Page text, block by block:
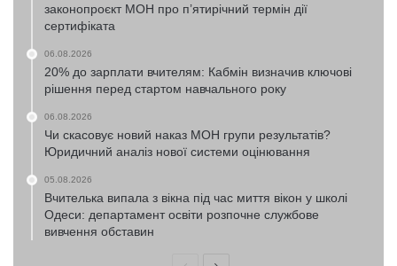
законопроєкт МОН про п’ятирічний термін дії
сертифіката
06.08.2026
20% до зарплати вчителям: Кабмін визначив ключові
рішення перед стартом навчального року
06.08.2026
Чи скасовує новий наказ МОН групи результатів?
Юридичний аналіз нової системи оцінювання
05.08.2026
Вчителька випала з вікна під час миття вікон у школі
Одеси: департамент освіти розпочне службове
вивчення обставин